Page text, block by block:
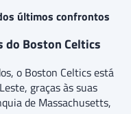
últimos confrontos
Boston Celtics
o Boston Celtics está
graças às suas
de Massachusetts,